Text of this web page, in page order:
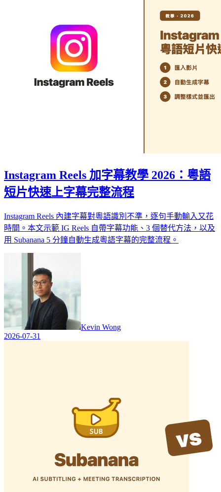
Instagram Reels 加字幕教學 2026：粵語
短片快速上字幕完整流程
Instagram Reels 內建字幕對粵語識別不準，逐句手動輸入又花
時間。本文示範 IG Reels 自帶字幕功能、3 個替代方法，以及
用 Subanana 5 分鐘自動生成粵語字幕的完整流程。
Kevin Wong
2026-07-31